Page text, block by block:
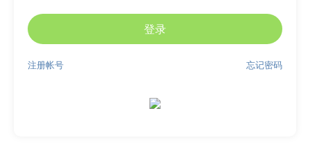
登录
忘记密码
注册帐号